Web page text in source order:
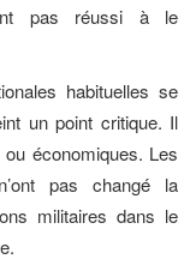
pas réussi à le
habituelles se
un point critique. Il
ou économiques. Les
pas changé la
militaires dans le